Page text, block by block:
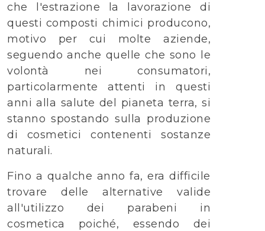
che l'estrazione la lavorazione di
questi composti chimici producono,
motivo per cui molte aziende,
seguendo anche quelle che sono le
volontà nei consumatori,
particolarmente attenti in questi
anni alla salute del pianeta terra, si
stanno spostando sulla produzione
di cosmetici contenenti sostanze
naturali.
Fino a qualche anno fa, era difficile
trovare delle alternative valide
all'utilizzo dei parabeni in
cosmetica poiché, essendo dei